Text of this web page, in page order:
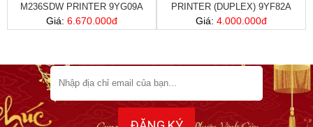
M236SDW PRINTER 9YG09A
Giá: 6.670.000đ
PRINTER (DUPLEX) 9YF82A
Giá: 4.000.000đ